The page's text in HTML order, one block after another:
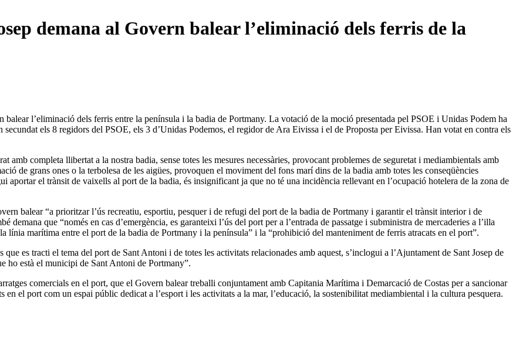
demana al Govern balear l’eliminació dels ferris de la
l’eliminació dels ferris entre la península i la badia de Portmany. La votació de la moció presentada pel PSOE i Unidas Podem ha
els 8 regidors del PSOE, els 3 d’Unidas Podemos, el regidor de Ara Eivissa i el de Proposta per Eivissa. Han votat en contra els
amb completa llibertat a la nostra badia, sense totes les mesures necessàries, provocant problemes de seguretat i mediambientals amb
de grans ones o la terbolesa de les aigües, provoquen el moviment del fons marí dins de la badia amb totes les conseqüències
aportar el trànsit de vaixells al port de la badia, és insignificant ja que no té una incidència rellevant en l’ocupació hotelera de la zona de
balear “a prioritzar l’ús recreatiu, esportiu, pesquer i de refugi del port de la badia de Portmany i garantir el trànsit interior i de
demana que “només en cas d’emergència, es garanteixi l’ús del port per a l’entrada de passatge i subministra de mercaderies a l’illa
línia marítima entre el port de la badia de Portmany i la península” i la “prohibició del manteniment de ferris atracats en el port”.
es tracti el tema del port de Sant Antoni i de totes les activitats relacionades amb aquest, s’inclogui a l’Ajuntament de Sant Josep de
ho està el municipi de Sant Antoni de Portmany”.
comercials en el port, que el Govern balear treballi conjuntament amb Capitania Marítima i Demarcació de Costas per a sancionar
en el port com un espai públic dedicat a l’esport i les activitats a la mar, l’educació, la sostenibilitat mediambiental i la cultura pesquera.